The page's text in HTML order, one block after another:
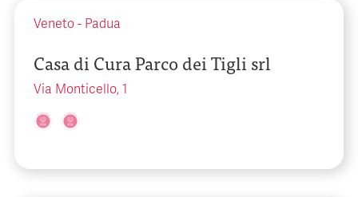
Veneto - Padua
Casa di Cura Parco dei Tigli srl
Via Monticello, 1